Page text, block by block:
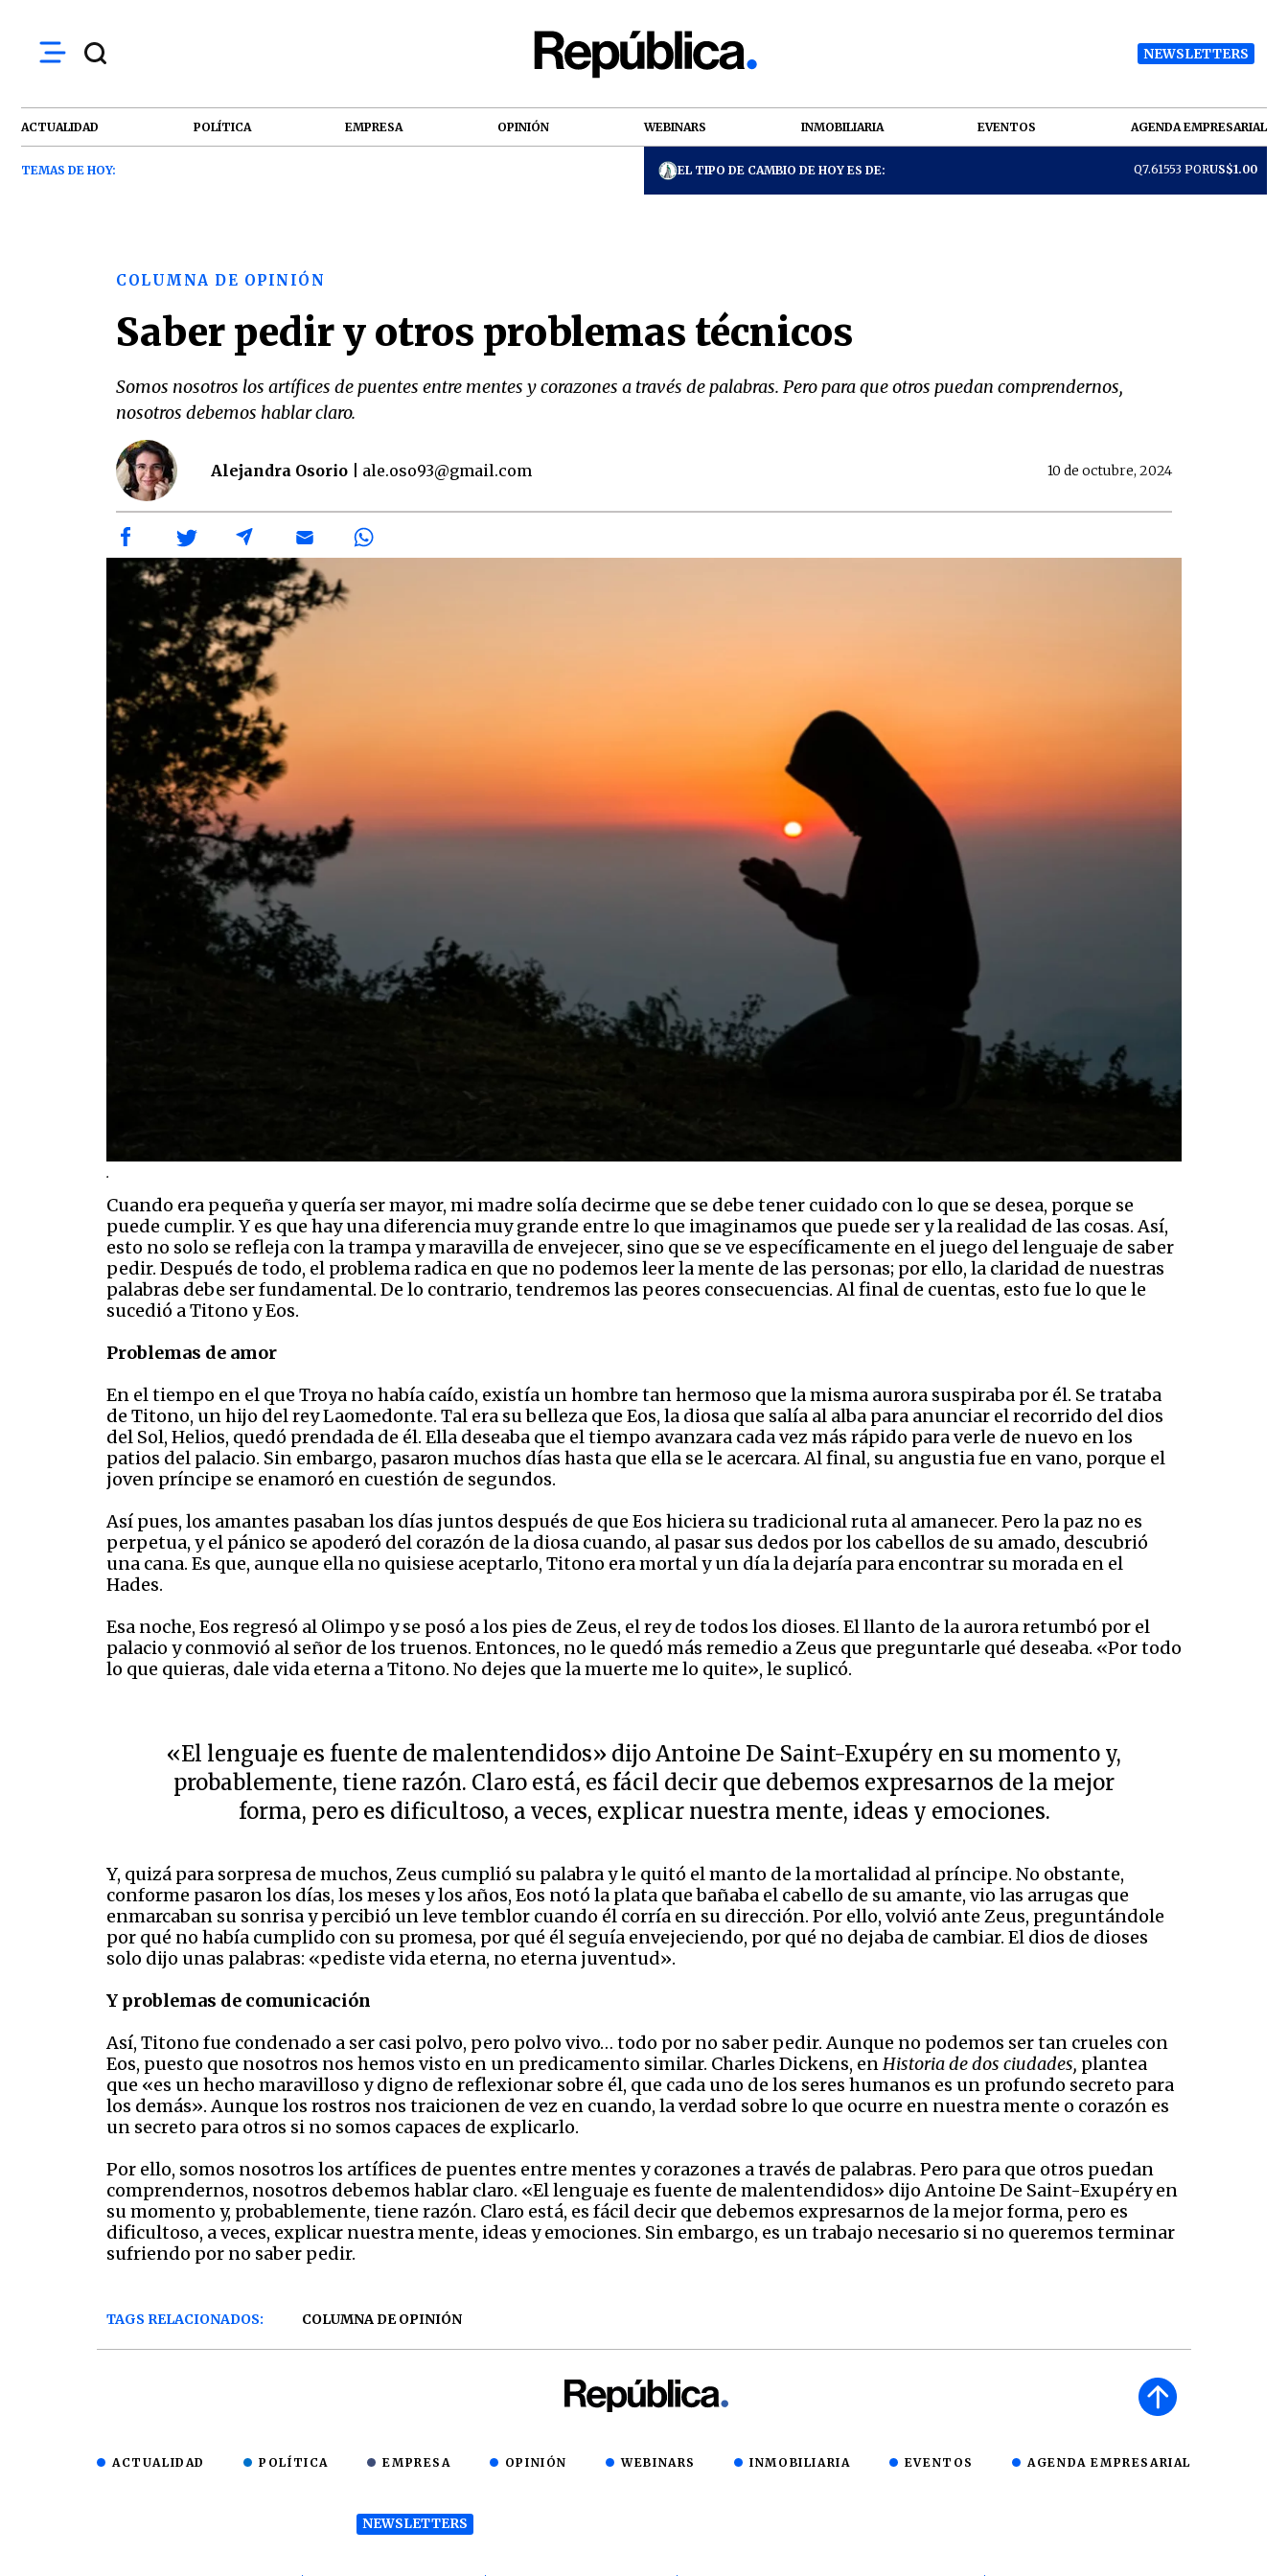
NEWSLETTERS
ACTUALIDAD POLÍTICA EMPRESA OPINIÓN WEBINARS INMOBILIARIA EVENTOS AGENDA EMPRESARIAL
TEMAS DE HOY: EL TIPO DE CAMBIO DE HOY ES DE: Q7.61553 PORUS$1.00
COLUMNA DE OPINIÓN
Saber pedir y otros problemas técnicos
Somos nosotros los artífices de puentes entre mentes y corazones a través de palabras. Pero para que otros puedan comprendernos,
nosotros debemos hablar claro.
Alejandra Osorio | ale.oso93@gmail.com 10 de octubre, 2024
.
Cuando era pequeña y quería ser mayor, mi madre solía decirme que se debe tener cuidado con lo que se desea, porque se
puede cumplir. Y es que hay una diferencia muy grande entre lo que imaginamos que puede ser y la realidad de las cosas. Así,
esto no solo se refleja con la trampa y maravilla de envejecer, sino que se ve específicamente en el juego del lenguaje de saber
pedir. Después de todo, el problema radica en que no podemos leer la mente de las personas; por ello, la claridad de nuestras
palabras debe ser fundamental. De lo contrario, tendremos las peores consecuencias. Al final de cuentas, esto fue lo que le
sucedió a Titono y Eos.
Problemas de amor
En el tiempo en el que Troya no había caído, existía un hombre tan hermoso que la misma aurora suspiraba por él. Se trataba
de Titono, un hijo del rey Laomedonte. Tal era su belleza que Eos, la diosa que salía al alba para anunciar el recorrido del dios
del Sol, Helios, quedó prendada de él. Ella deseaba que el tiempo avanzara cada vez más rápido para verle de nuevo en los
patios del palacio. Sin embargo, pasaron muchos días hasta que ella se le acercara. Al final, su angustia fue en vano, porque el
joven príncipe se enamoró en cuestión de segundos.
Así pues, los amantes pasaban los días juntos después de que Eos hiciera su tradicional ruta al amanecer. Pero la paz no es
perpetua, y el pánico se apoderó del corazón de la diosa cuando, al pasar sus dedos por los cabellos de su amado, descubrió
una cana. Es que, aunque ella no quisiese aceptarlo, Titono era mortal y un día la dejaría para encontrar su morada en el
Hades.
Esa noche, Eos regresó al Olimpo y se posó a los pies de Zeus, el rey de todos los dioses. El llanto de la aurora retumbó por el
palacio y conmovió al señor de los truenos. Entonces, no le quedó más remedio a Zeus que preguntarle qué deseaba. «Por todo
lo que quieras, dale vida eterna a Titono. No dejes que la muerte me lo quite», le suplicó.
«El lenguaje es fuente de malentendidos» dijo Antoine De Saint-Exupéry en su momento y,
probablemente, tiene razón. Claro está, es fácil decir que debemos expresarnos de la mejor
forma, pero es dificultoso, a veces, explicar nuestra mente, ideas y emociones.
Y, quizá para sorpresa de muchos, Zeus cumplió su palabra y le quitó el manto de la mortalidad al príncipe. No obstante,
conforme pasaron los días, los meses y los años, Eos notó la plata que bañaba el cabello de su amante, vio las arrugas que
enmarcaban su sonrisa y percibió un leve temblor cuando él corría en su dirección. Por ello, volvió ante Zeus, preguntándole
por qué no había cumplido con su promesa, por qué él seguía envejeciendo, por qué no dejaba de cambiar. El dios de dioses
solo dijo unas palabras: «pediste vida eterna, no eterna juventud».
Y problemas de comunicación
Así, Titono fue condenado a ser casi polvo, pero polvo vivo… todo por no saber pedir. Aunque no podemos ser tan crueles con
Eos, puesto que nosotros nos hemos visto en un predicamento similar. Charles Dickens, enHistoria de dos ciudades, plantea
que «es un hecho maravilloso y digno de reflexionar sobre él, que cada uno de los seres humanos es un profundo secreto para
los demás». Aunque los rostros nos traicionen de vez en cuando, la verdad sobre lo que ocurre en nuestra mente o corazón es
un secreto para otros si no somos capaces de explicarlo.
Por ello, somos nosotros los artífices de puentes entre mentes y corazones a través de palabras. Pero para que otros puedan
comprendernos, nosotros debemos hablar claro. «El lenguaje es fuente de malentendidos» dijo Antoine De Saint-Exupéry en
su momento y, probablemente, tiene razón. Claro está, es fácil decir que debemos expresarnos de la mejor forma, pero es
dificultoso, a veces, explicar nuestra mente, ideas y emociones. Sin embargo, es un trabajo necesario si no queremos terminar
sufriendo por no saber pedir.
TAGS RELACIONADOS: COLUMNA DE OPINIÓN
ACTUALIDAD POLÍTICA EMPRESA OPINIÓN WEBINARS INMOBILIARIA EVENTOS AGENDA EMPRESARIAL
NEWSLETTERS